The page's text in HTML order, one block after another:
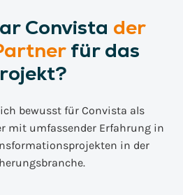
Convista der
für das
bewusst für Convista als
mit umfassender Erfahrung in
in der